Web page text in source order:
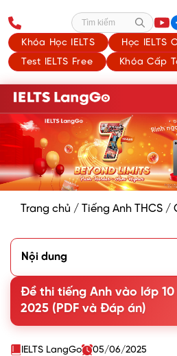
Khóa Học IELTS
Học IELTS
Test IELTS Free
Khóa Cấp
Tìm kiếm
Trang chủ / Tiếng Anh THCS /
Nội dung
2. Đáp án đề thi tiếng Anh vào 10
Đề thi tiếng Anh vào lớp 10
2025 (PDF và Đáp án)
IELTS LangGo 05/06/2025